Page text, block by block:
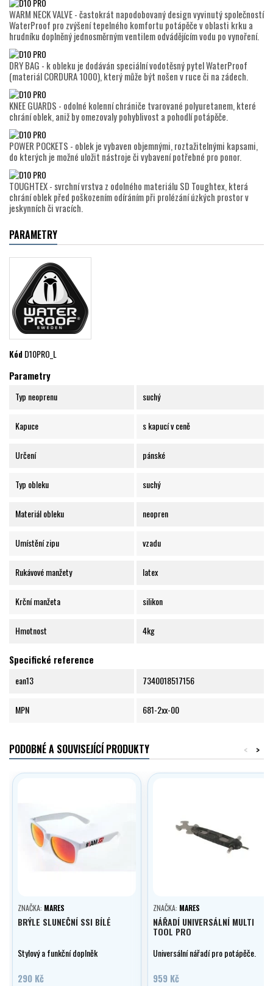
WARM NECK VALVE - častokrát napodobovaný design vyvinutý společností
WaterProof pro zvýšení tepelného komfortu potápěče v oblasti krku a
hrudníku doplněný jednosměrným ventilem odvádějícím vodu po vynoření.
DRY BAG - k obleku je dodáván speciální vodotěsný pytel WaterProof
(materiál CORDURA 1000), který může být nošen v ruce či na zádech.
KNEE GUARDS - odolné kolenní chrániče tvarované polyuretanem, které
chrání oblek, aniž by omezovaly pohyblivost a pohodlí potápěče.
POWER POCKETS - oblek je vybaven objemnými, roztažitelnými kapsami,
do kterých je možné uložit nástroje či vybavení potřebné pro ponor.
TOUGHTEX - svrchní vrstva z odolného materiálu SD Toughtex, která
chrání oblek před poškozením odíráním při prolézání úzkých prostor v
jeskynních či vracích.
PARAMETRY
KódD10PRO_L
Parametry
Typ neoprenu suchý
Kapuce s kapucí v ceně
Určení pánské
Typ obleku suchý
Materiál obleku neopren
Umístění zipu vzadu
Rukávové manžety latex
Krční manžeta silikon
Hmotnost 4kg
Specifické reference
ean13 7340018517156
MPN 681-2xx-00
PODOBNÉ A SOUVISEJÍCÍ PRODUKTY >
<
ZNAČKA: MARES
BRÝLE SLUNEČNÍ SSI BÍLÉ
Stylový a funkční doplněk
290 Kč
ZNAČKA: MARES
NÁŘADÍ UNIVERSÁLNÍ MULTI
TOOL PRO
Universální nářadí pro potápěče.
959 Kč